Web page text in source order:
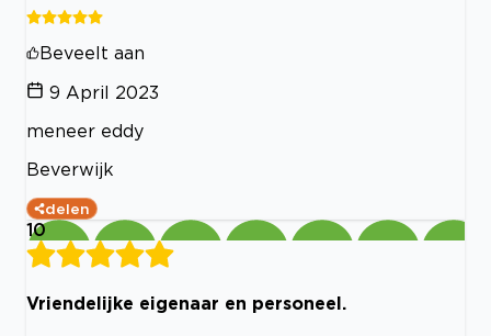
Beveelt aan
9 April 2023
meneer eddy
Beverwijk
delen
10
Vriendelijke eigenaar en personeel.